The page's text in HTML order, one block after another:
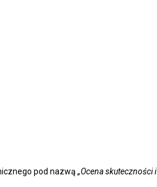
pod nazwą „Ocena skuteczności i